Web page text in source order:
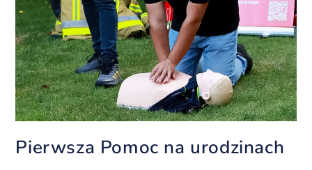
Pierwsza Pomoc na urodzinach